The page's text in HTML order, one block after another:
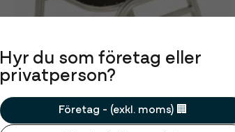
Hyr du som företag eller
privatperson?
Företag - (exkl. moms) 🏢